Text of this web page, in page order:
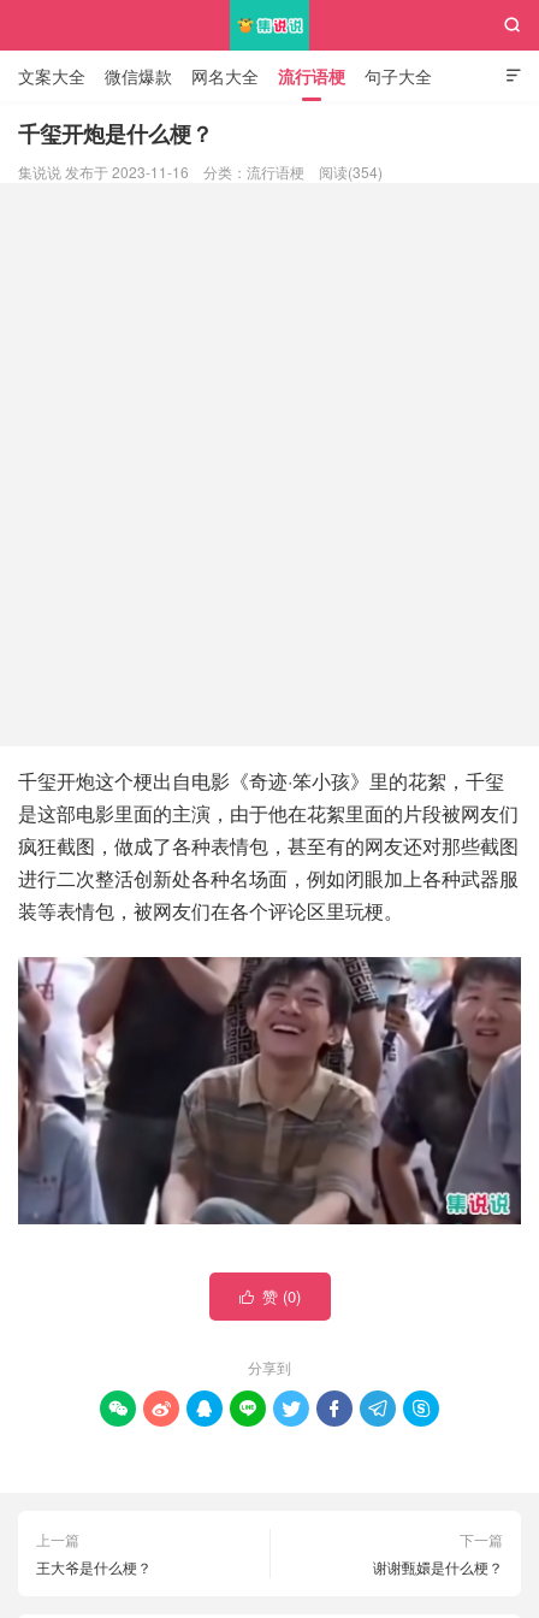

文案大全 微信爆款 网名大全 流行语梗 句子大全
知识大全

千玺开炮是什么梗？
集说说 发布于 2023-11-16 分类： 流行语梗 阅读(354)
千玺开炮这个梗出自电影《奇迹·笨小孩》里的花絮，千玺
是这部电影里面的主演，由于他在花絮里面的片段被网友们
疯狂截图，做成了各种表情包，甚至有的网友还对那些截图
进行二次整活创新处各种名场面，例如闭眼加上各种武器服
装等表情包，被网友们在各个评论区里玩梗。
 赞 (0)
分享到
       
上一篇
王大爷是什么梗？
下一篇
谢谢甄嬛是什么梗？